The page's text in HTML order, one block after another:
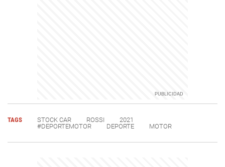
TAGS STOCK CAR ROSSI
2021
#DEPORTEMOTOR
DEPORTE MOTOR